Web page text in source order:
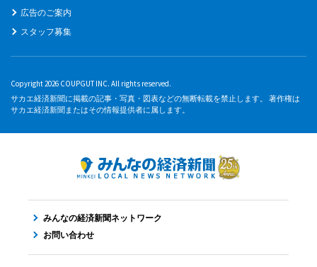
広告のご案内
スタッフ募集
Copyright 2026 COUPGUT INC. All rights reserved.
サカエ経済新聞に掲載の記事・写真・図表などの無断転載を禁止します。 著作権は
サカエ経済新聞またはその情報提供者に属します。
みんなの経済新聞ネットワーク
お問い合わせ